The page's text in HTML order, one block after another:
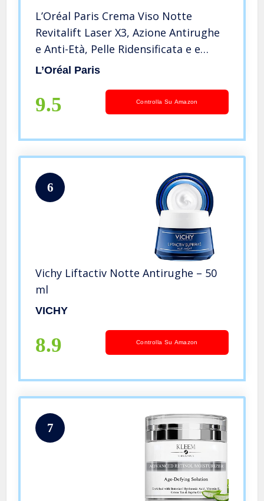
L’Oréal Paris Crema Viso Notte
Revitalift Laser X3, Azione Antirughe
e Anti-Età, Pelle Ridensificata e e
Rinforzata, Con Acido Ialuronico,
L’Oréal Paris
9.5 Controlla Su Amazon
6
Vichy Liftactiv Notte Antirughe – 50
ml
VICHY
8.9 Controlla Su Amazon
7